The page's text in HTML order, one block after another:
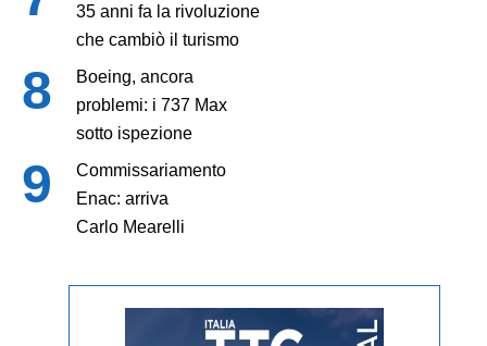
35 anni fa la rivoluzione
che cambiò il turismo
Boeing, ancora
problemi: i 737 Max
sotto ispezione
Commissariamento
Enac: arriva
Carlo Mearelli